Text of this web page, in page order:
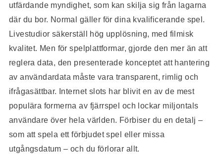
utfärdande myndighet, som kan skilja sig från lagarna
där du bor. Normal gäller för dina kvalificerande spel.
Livestudior säkerställ hög upplösning, med filmisk
kvalitet. Men för spelplattformar, gjorde den mer än att
reglera data, den presenterade konceptet att hantering
av användardata måste vara transparent, rimlig och
ifrågasättbar. Internet slots har blivit en av de mest
populära formerna av fjärrspel och lockar miljontals
användare över hela världen. Förbiser du en detalj –
som att spela ett förbjudet spel eller missa
utgångsdatum – och du förlorar allt.